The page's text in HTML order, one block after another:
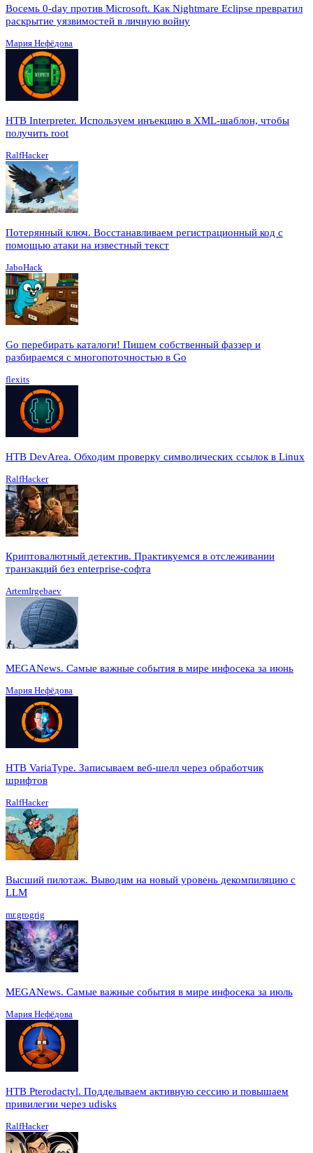
Восемь 0-day против Microsoft. Как Nightmare Eclipse превратил
раскрытие уязвимостей в личную войну
Мария Нефёдова
HTB Interpreter. Используем инъекцию в XML-шаблон, чтобы
получить root
RalfHacker
Потерянный ключ. Восстанавливаем регистрационный код с
помощью атаки на известный текст
JaboHack
Go перебирать каталоги! Пишем собственный фаззер и
разбираемся с многопоточностью в Go
flexits
HTB DevArea. Обходим проверку символических ссылок в Linux
RalfHacker
Криптовалютный детектив. Практикуемся в отслеживании
транзакций без enterprise-софта
ArtemIrgebaev
MEGANews. Cамые важные события в мире инфосека за июнь
Мария Нефёдова
HTB VariaType. Записываем веб-шелл через обработчик
шрифтов
RalfHacker
Высший пилотаж. Выводим на новый уровень декомпиляцию с
LLM
mr.grogrig
MEGANews. Cамые важные события в мире инфосека за июль
Мария Нефёдова
HTB Pterodactyl. Подделываем активную сессию и повышаем
привилегии через udisks
RalfHacker